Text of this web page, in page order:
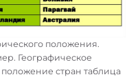
положения.
Географическое
стран таблица